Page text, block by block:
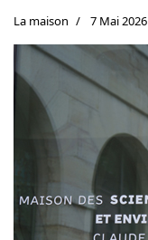
La maison 7 Mai 2026